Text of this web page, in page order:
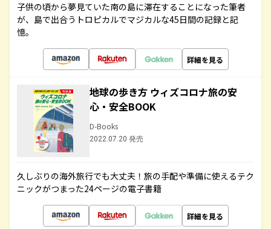
子供の頃から夢見ていた南の島に滞在することになった筆者
が、島で出合うトロピカルでマジカルな45日間の記録と記
憶。
詳細を見る
地球の歩き方 ウィズコロナ旅の安
心・安全BOOK
D-Books
2022.07.20 発売
久しぶりの海外旅行でも大丈夫！旅の手配や準備に使えるテク
ニックがつまった24ページの電子書籍
詳細を見る